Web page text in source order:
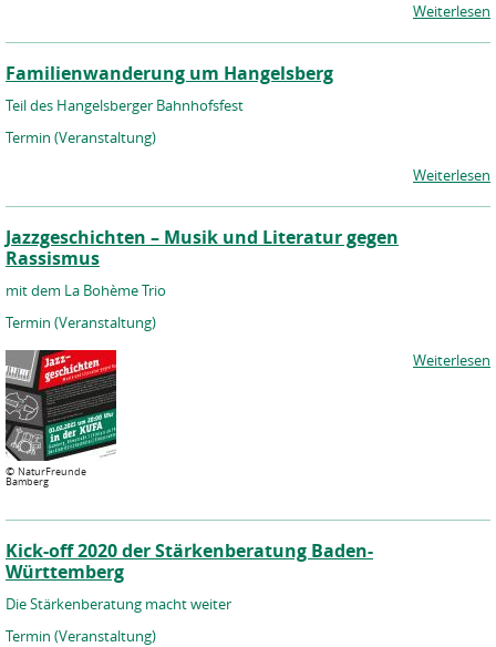
Weiterlesen
Familienwanderung um Hangelsberg
Teil des Hangelsberger Bahnhofsfest
Termin (Veranstaltung)
Weiterlesen
Jazzgeschichten – Musik und Literatur gegen
Rassismus
mit dem La Bohème Trio
Termin (Veranstaltung)
© NaturFreunde
Bamberg
Weiterlesen
Kick-off 2020 der Stärkenberatung Baden-
Württemberg
Die Stärkenberatung macht weiter
Termin (Veranstaltung)